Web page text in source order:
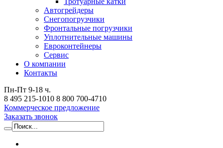
Автогрейдеры
Снегопогрузчики
Фронтальные погрузчики
Уплотнительные машины
Евроконтейнеры
Сервис
О компании
Контакты
Пн-Пт 9-18 ч.
8 495 215-1010 8 800 700-4710
Коммерческое предложение
Заказать звонок